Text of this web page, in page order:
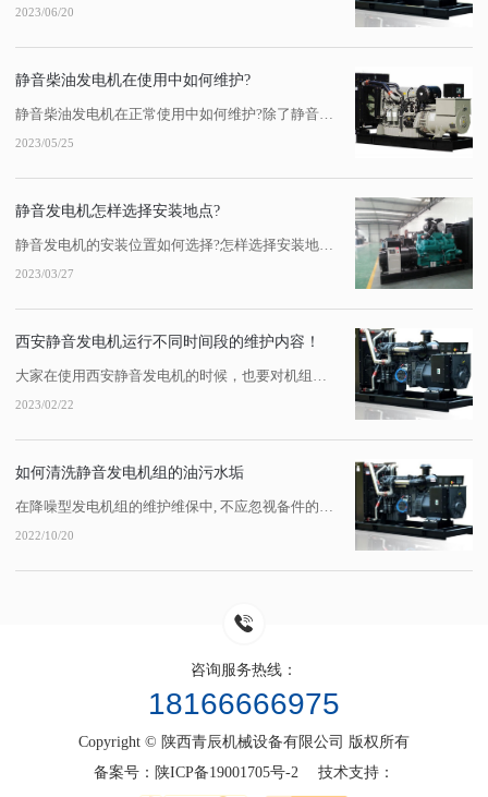
2023/06/20
静音柴油发电机在使用中如何维护?
2023/05/25
静音发电机怎样选择安装地点?
2023/03/27
西安静音发电机运行不同时间段的维护内容！
2023/02/22
如何清洗静音发电机组的油污水垢
2022/10/20
咨询服务热线：
18166666975
Copyright © 陕西青辰机械设备有限公司 版权所有
备案号： 陕ICP备19001705号-2 技术支持：